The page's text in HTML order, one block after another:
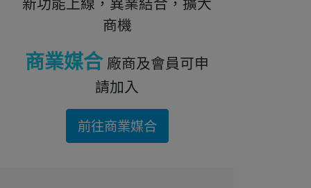
新功能上線，異業結合，擴大
商機
商業媒合廠商及會員可申
請加入
前往商業媒合